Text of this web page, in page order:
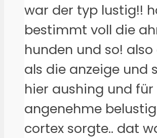
war der typ lustig!!
bestimmt voll die
hunden und so!
als die anzeige und
hier aushing und für
angenehme
cortex sorgte.. dat